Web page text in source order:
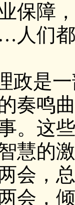
保障
们都
政是
奏鸣
。这
慧的
会，
会，